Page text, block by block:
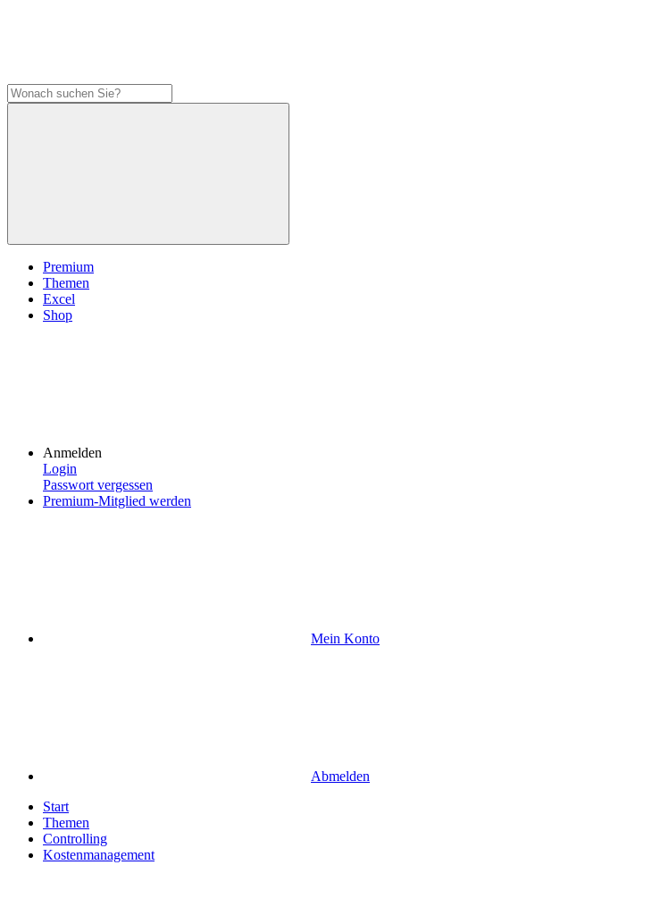
Premium
Themen
Excel
Shop
Anmelden
Login
Passwort vergessen
Premium-Mitglied werden
Mein Konto
Abmelden
Start
Themen
Controlling
Kostenmanagement